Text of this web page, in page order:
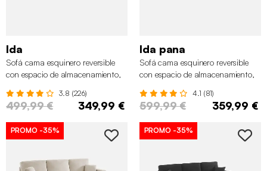
Ida
Sofá cama esquinero reversible
con espacio de almacenamiento,
3.8 (226)
499,99 € 349,99 €
Ida pana
Sofá cama esquinero reversible
con espacio de almacenamiento,
4.1 (81)
599,99 € 359,99 €
PROMO -35% PROMO -35%